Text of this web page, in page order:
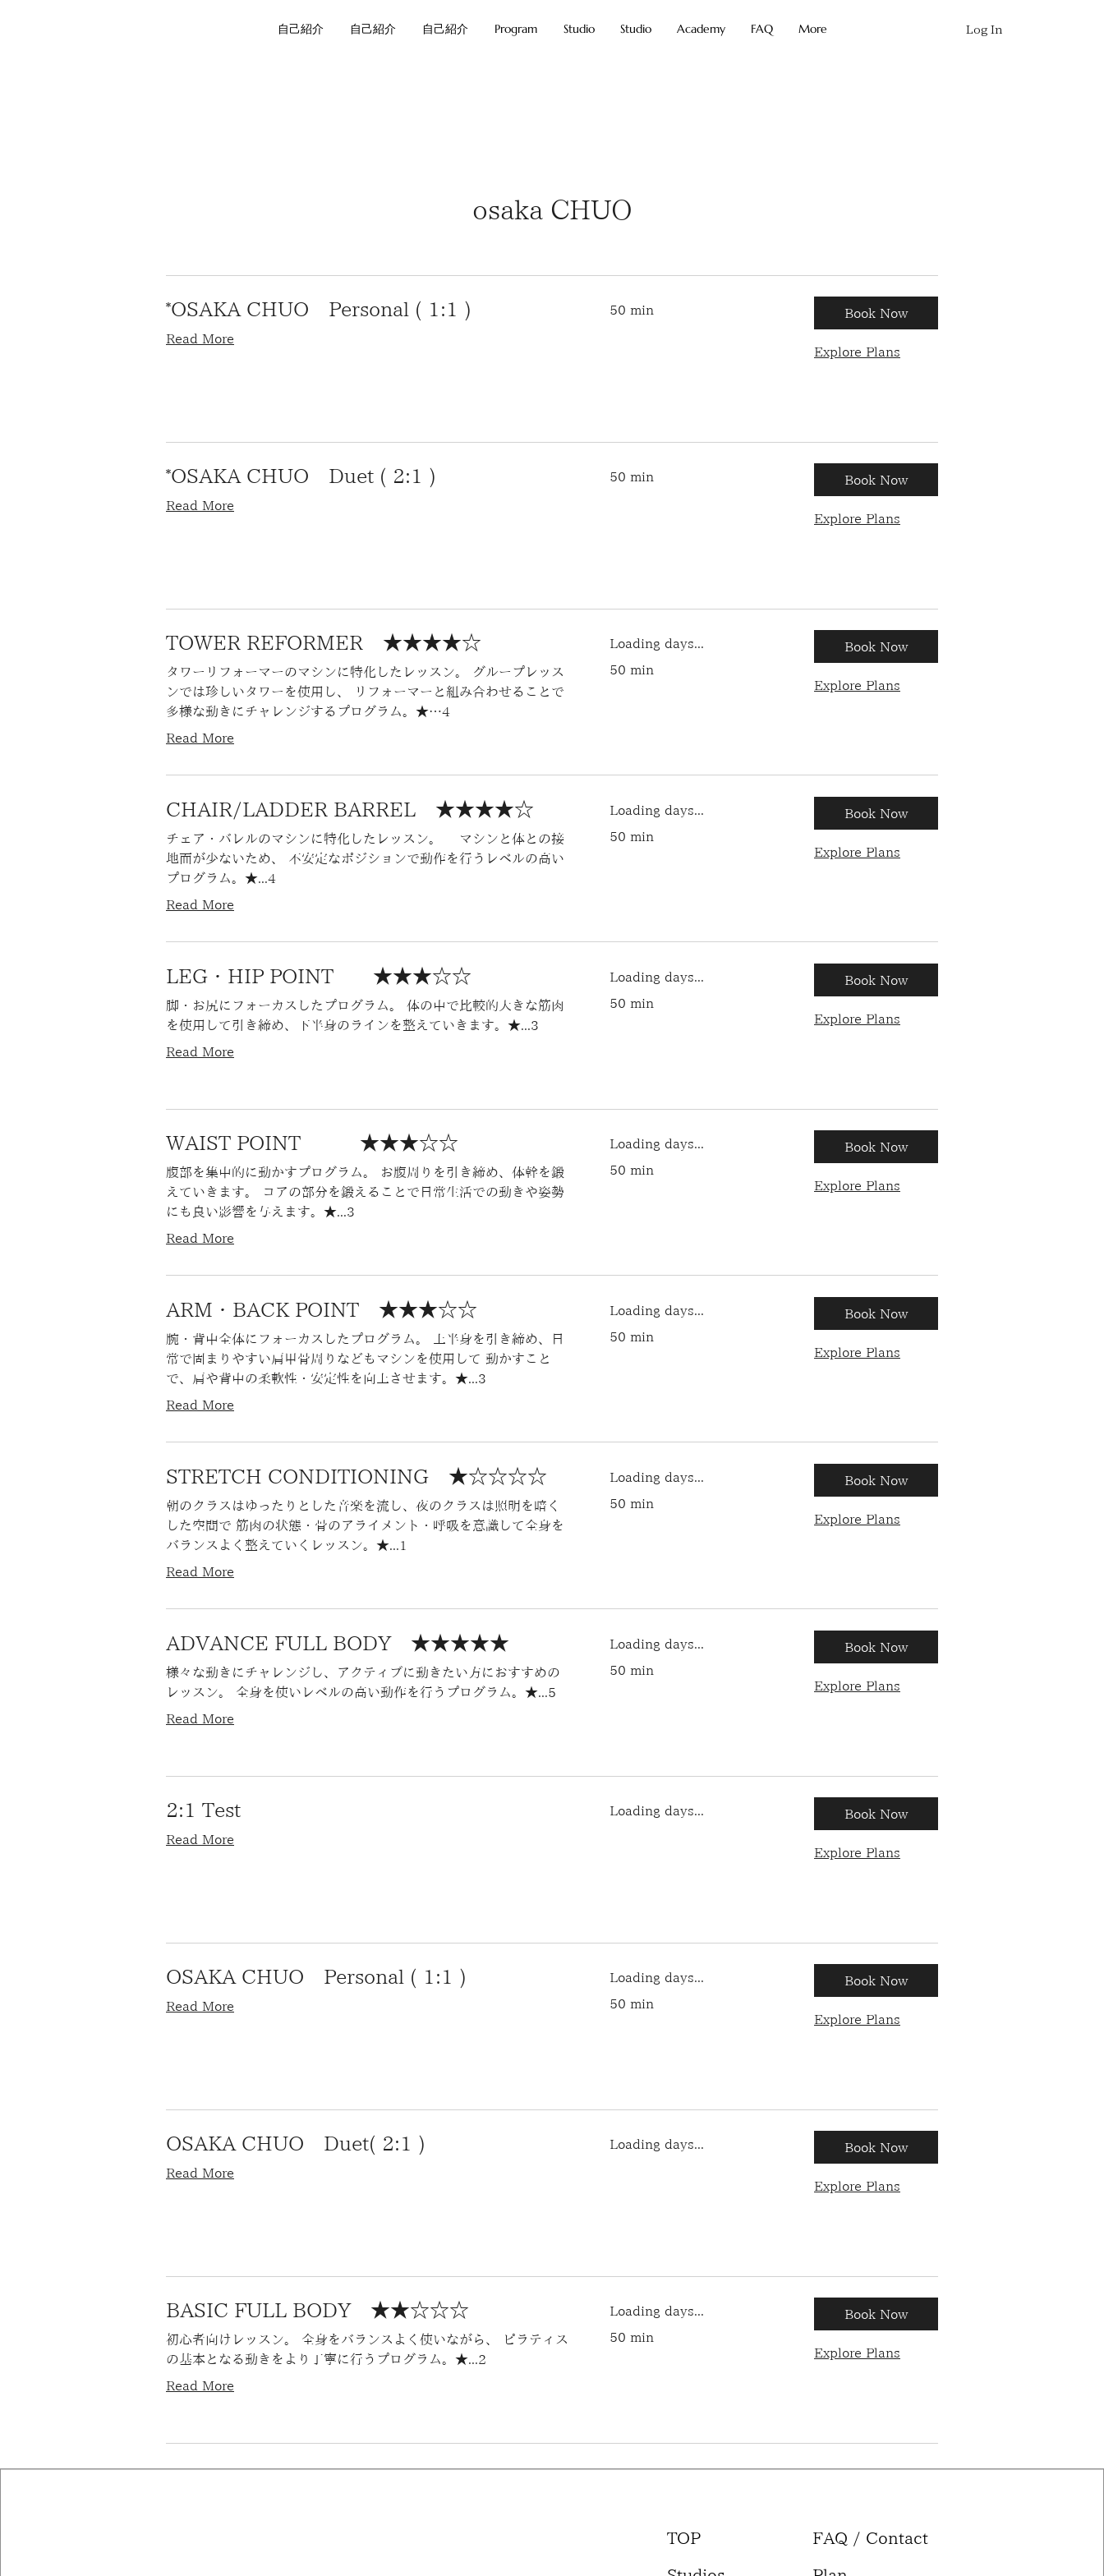
自己紹介 自己紹介 自己紹介 Program Studio Studio Academy FAQ More Log In
osaka CHUO
*OSAKA CHUO Personal ( 1:1 )
Read More
50 min Book Now
Explore Plans
*OSAKA CHUO Duet ( 2:1 )
Read More
50 min Book Now
Explore Plans
TOWER REFORMER ★★★★☆
タワーリフォーマーのマシンに特化したレッスン。 グループレッス
ンでは珍しいタワーを使用し、 リフォーマーと組み合わせることで
多様な動きにチャレンジするプログラム。★…4
Read More
Loading days...
50 min
Book Now
Explore Plans
CHAIR/LADDER BARREL ★★★★☆
チェア・バレルのマシンに特化したレッスン。 マシンと体との接
地面が少ないため、 不安定なポジションで動作を行うレベルの高い
プログラム。★...4
Read More
Loading days...
50 min
Book Now
Explore Plans
LEG・HIP POINT ★★★☆☆
脚・お尻にフォーカスしたプログラム。 体の中で比較的大きな筋肉
を使用して引き締め、下半身のラインを整えていきます。★...3
Read More
Loading days...
50 min
Book Now
Explore Plans
WAIST POINT ★★★☆☆
腹部を集中的に動かすプログラム。 お腹周りを引き締め、体幹を鍛
えていきます。 コアの部分を鍛えることで日常生活での動きや姿勢
にも良い影響を与えます。★...3
Read More
Loading days...
50 min
Book Now
Explore Plans
ARM・BACK POINT ★★★☆☆
腕・背中全体にフォーカスしたプログラム。 上半身を引き締め、日
常で固まりやすい肩甲骨周りなどもマシンを使用して 動かすこと
で、肩や背中の柔軟性・安定性を向上させます。★...3
Read More
Loading days...
50 min
Book Now
Explore Plans
STRETCH CONDITIONING ★☆☆☆☆
朝のクラスはゆったりとした音楽を流し、夜のクラスは照明を暗く
した空間で 筋肉の状態・骨のアライメント・呼吸を意識して全身を
バランスよく整えていくレッスン。★...1
Read More
Loading days...
50 min
Book Now
Explore Plans
ADVANCE FULL BODY ★★★★★
様々な動きにチャレンジし、アクティブに動きたい方におすすめの
レッスン。 全身を使いレベルの高い動作を行うプログラム。★...5
Read More
Loading days...
50 min
Book Now
Explore Plans
2:1 Test
Read More
Loading days... Book Now
Explore Plans
OSAKA CHUO Personal ( 1:1 )
Read More
Loading days...
50 min
Book Now
Explore Plans
OSAKA CHUO Duet( 2:1 )
Read More
Loading days... Book Now
Explore Plans
BASIC FULL BODY ★★☆☆☆
初心者向けレッスン。 全身をバランスよく使いながら、 ピラティス
の基本となる動きをより丁寧に行うプログラム。★...2
Read More
Loading days...
50 min
Book Now
Explore Plans
TOP FAQ / Contact